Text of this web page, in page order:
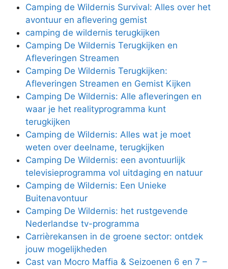
Camping de Wildernis Survival: Alles over het
avontuur en aflevering gemist
camping de wildernis terugkijken
Camping De Wildernis Terugkijken en
Afleveringen Streamen
Camping De Wildernis Terugkijken:
Afleveringen Streamen en Gemist Kijken
Camping De Wildernis: Alle afleveringen en
waar je het realityprogramma kunt
terugkijken
Camping de Wildernis: Alles wat je moet
weten over deelname, terugkijken
Camping De Wildernis: een avontuurlijk
televisieprogramma vol uitdaging en natuur
Camping de Wildernis: Een Unieke
Buitenavontuur
Camping De Wildernis: het rustgevende
Nederlandse tv-programma
Carrièrekansen in de groene sector: ontdek
jouw mogelijkheden
Cast van Mocro Maffia & Seizoenen 6 en 7 –